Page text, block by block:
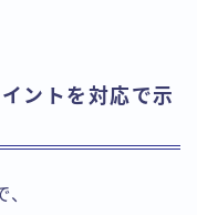
ントを対応で示